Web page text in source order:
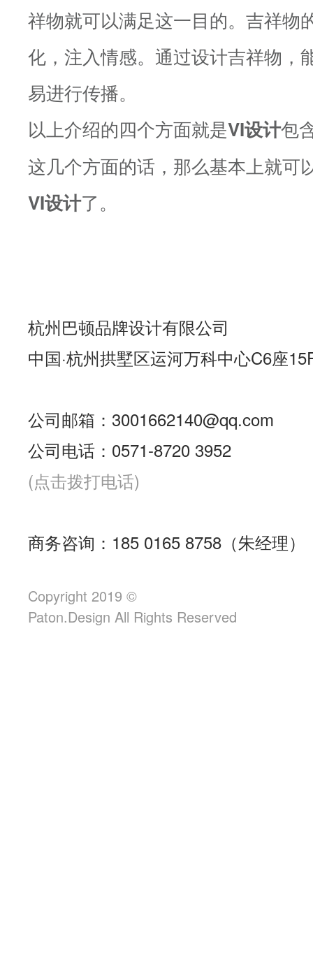
祥物就可以满足这一目的。吉祥物
化，注入情感。通过设计吉祥物，
易进行传播。
以上介绍的四个方面就是VI设计包
这几个方面的话，那么基本上就可
VI设计了。
杭州巴顿品牌设计有限公司
中国·杭州拱墅区运河万科中心C6座
公司邮箱：3001662140@qq.com
公司电话：0571-8720 3952
(点击拨打电话)
商务咨询：185 0165 8758（朱经理）
Copyright 2019 ©
Paton.Design All Rights Reserved